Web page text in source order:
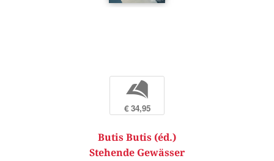
b
€ 34,95
Butis Butis (éd.)
Stehende Gewässer